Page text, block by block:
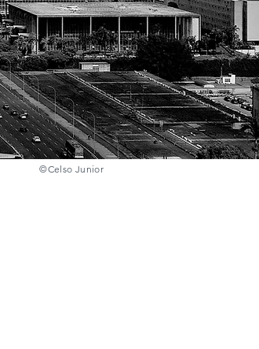
©️Celso Junior